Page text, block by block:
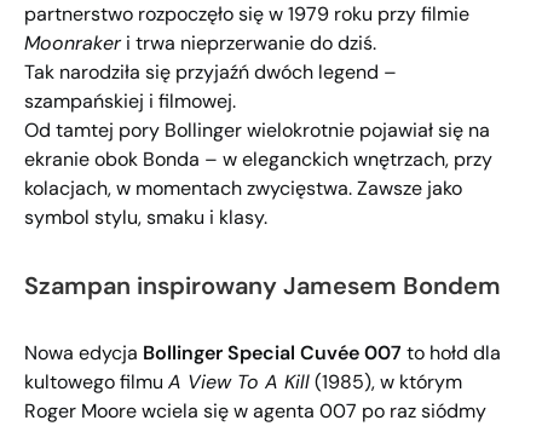
partnerstwo rozpoczęło się w 1979 roku przy filmie
Moonrakeri trwa nieprzerwanie do dziś.
Tak narodziła się przyjaźń dwóch legend –
szampańskiej i filmowej.
Od tamtej pory Bollinger wielokrotnie pojawiał się na
ekranie obok Bonda – w eleganckich wnętrzach, przy
kolacjach, w momentach zwycięstwa. Zawsze jako
symbol stylu, smaku i klasy.
Szampan inspirowany Jamesem Bondem
Nowa edycja Bollinger Special Cuvée 007 to hołd dla
kultowego filmu A View To A Kill(1985), w którym
Roger Moore wciela się w agenta 007 po raz siódmy